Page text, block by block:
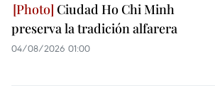
Ciudad Ho Chi Minh
preserva la tradición alfarera
04/08/2026 01:00